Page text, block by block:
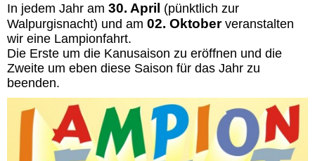
In jedem Jahr am 30. April (pünktlich zur
Walpurgisnacht) und am 02. Oktoberveranstalten
wir eine Lampionfahrt.
Die Erste um die Kanusaison zu eröffnen und die
Zweite um eben diese Saison für das Jahr zu
beenden.